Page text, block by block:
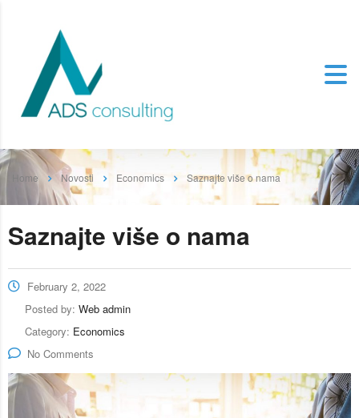
Home Novosti Economics Saznajte više o nama
Saznajte više o nama
February 2, 2022
Posted by: Web admin
Category: Economics
No Comments